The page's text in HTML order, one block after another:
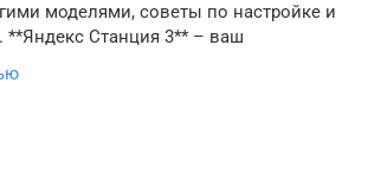
моделями, советы по настройке и
**Яндекс Станция 3** – ваш